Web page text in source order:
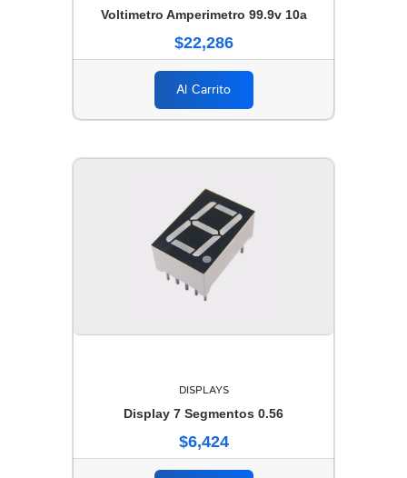
Voltimetro Amperimetro 99.9v 10a
$22,286
Al Carrito
DISPLAYS
Display 7 Segmentos 0.56
$6,424